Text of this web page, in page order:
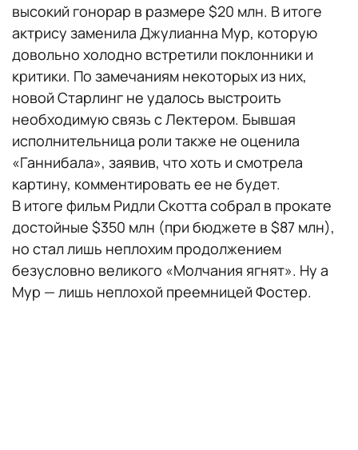
высокий гонорар в размере $20 млн. В итоге
актрису заменила Джулианна Мур, которую
довольно холодно встретили поклонники и
критики. По замечаниям некоторых из них,
новой Старлинг не удалось выстроить
необходимую связь с Лектером. Бывшая
исполнительница роли также не оценила
«Ганнибала», заявив, что хоть и смотрела
картину, комментировать ее не будет.
В итоге фильм Ридли Скотта собрал в прокате
достойные $350 млн (при бюджете в $87 млн),
но стал лишь неплохим продолжением
безусловно великого «Молчания ягнят». Ну а
Мур — лишь неплохой преемницей Фостер.